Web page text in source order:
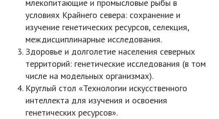
млекопитающие и промысловые рыбы в
условиях Крайнего севера: сохранение и
изучение генетических ресурсов, селекция,
междисциплинарные исследования.
Здоровье и долголетие населения северных
территорий: генетические исследования (в том
числе на модельных организмах).
Круглый стол «Технологии искусственного
интеллекта для изучения и освоения
генетических ресурсов».